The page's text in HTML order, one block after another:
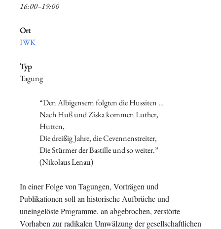
16:00–19:00
Ort
IWK
Typ
Tagung
“Den Albigensern folgten die Hussiten …
Nach Huß und Ziska kommen Luther,
Hutten,
Die dreißig Jahre, die Cevennenstreiter,
Die Stürmer der Bastille und so weiter.”
(Nikolaus Lenau)
In einer Folge von Tagungen, Vorträgen und
Publikationen soll an historische Aufbrüche und
uneingelöste Programme, an abgebrochen, zerstörte
Vorhaben zur radikalen Umwälzung der gesellschaftlichen